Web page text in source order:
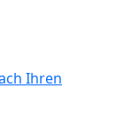
Ihren